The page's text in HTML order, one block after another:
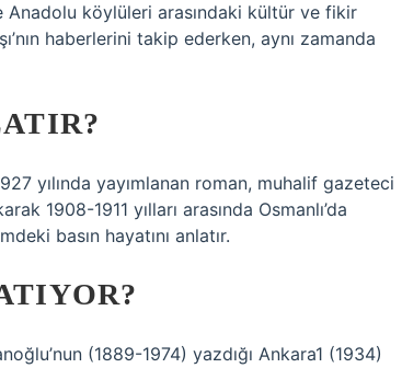
Anadolu köylüleri arasındaki kültür ve fikir
haberlerini takip ederken, aynı zamanda
yılında yayımlanan roman, muhalif gazeteci
1908-1911 yılları arasında Osmanlı’da
basın hayatını anlatır.
(1889-1974) yazdığı Ankara1 (1934)